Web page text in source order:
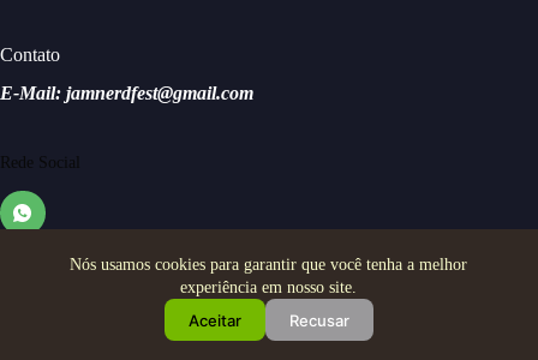
Nós usamos cookies para garantir que você tenha a melhor
experiência em nosso site.
Aceitar Recusar
Contato
E-Mail: jamnerdfest@gmail.com
Rede Social
Copyright © 2026 - Jam Nerd Festival - Todos os direitos